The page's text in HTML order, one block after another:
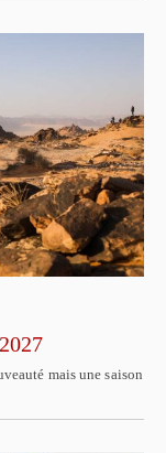
mais une saison